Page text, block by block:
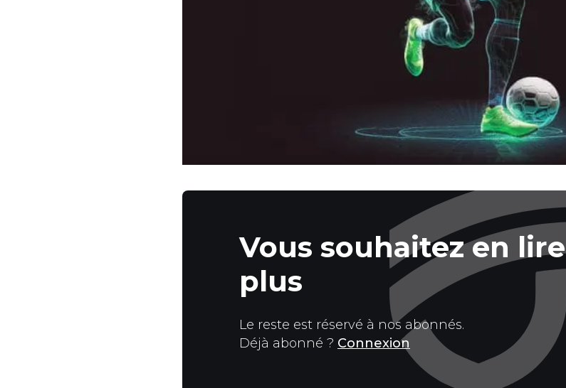
Vous souhaitez en lire
plus
Le reste est réservé à nos abonnés.
Déjà abonné ? Connexion